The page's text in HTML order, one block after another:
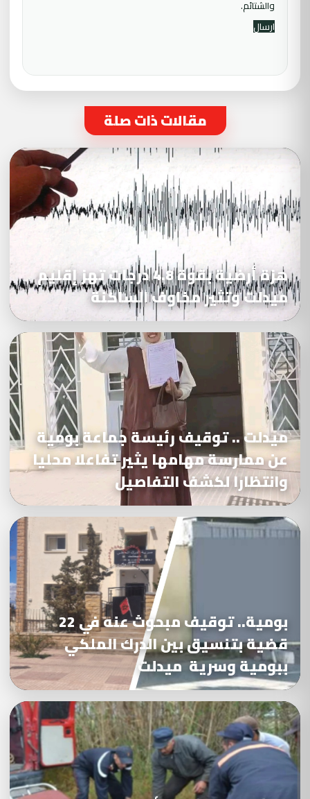
والشتائم.
مقالات ذات صلة
هزة أرضية بقوة 4.8 درجات تهز إقليم
ميدلت وتثير مخاوف الساكنة
ميدلت .. توقيف رئيسة جماعة بومية
عن ممارسة مهامها يثير تفاعلا محليا
وانتظارا لكشف التفاصيل
بومية.. توقيف مبحوث عنه في 22
قضية بتنسيق بين الدرك الملكي
ببومية وسرية ميدلت